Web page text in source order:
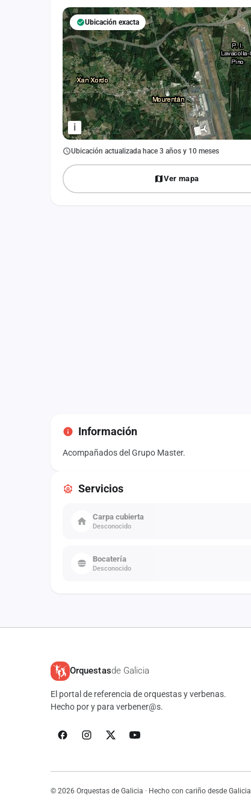
i
Ubicación exacta
Ubicación actualizada hace 3 años y 10 meses
Ver mapa
Información
Acompañados del Grupo Master.
Servicios
Carpa cubierta
Desconocido
Bocatería
Desconocido
Orquestasde Galicia
El portal de referencia de orquestas y verbenas.
Hecho por y para verbener@s.
© 2026 Orquestas de Galicia · Hecho con cariño desde Galicia
Iniciar sesión
Crear cuenta
Administración